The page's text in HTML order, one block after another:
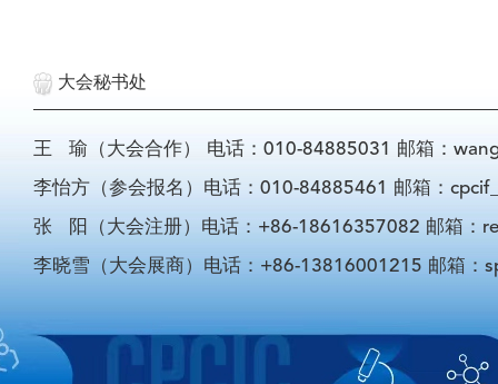
大会秘书处
王 瑜（大会合作） 电话：010-84885031 邮箱：
李怡方（参会报名）电话：010-84885461 邮箱：
张 阳（大会注册）电话：+86-18616357082 邮箱：
李晓雪（大会展商）电话：+86-13816001215 邮箱：